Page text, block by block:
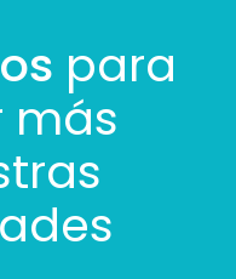
para
más